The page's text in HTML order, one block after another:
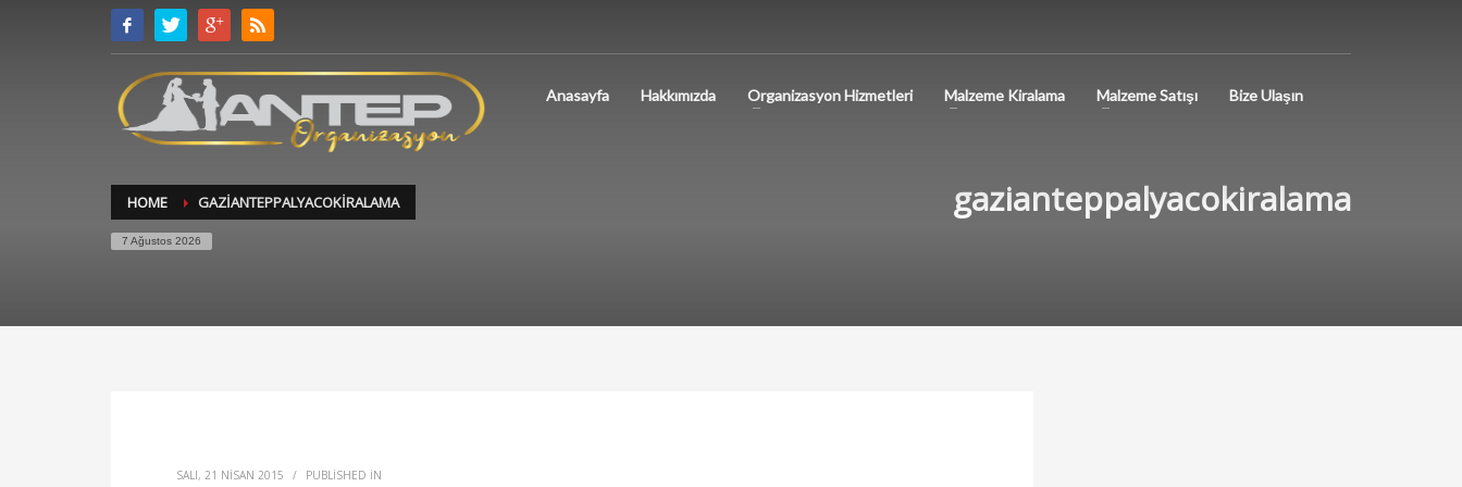
Anasayfa Hakkımızda Organizasyon Hizmetleri Malzeme Kiralama Malzeme Satışı Bize Ulaşın
HOME GAZIANTEPPALYACOKIRALAMA
7 Ağustos 2026
gazianteppalyacokiralama
SALI, 21 NISAN 2015 / PUBLISHED IN